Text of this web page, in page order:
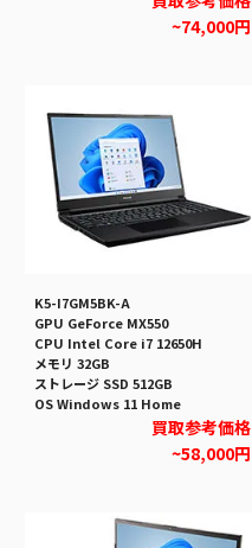
~74,000円
K5-I7GM5BK-A
GPU GeForce MX550
CPU Intel Core i7 12650H
メモリ 32GB
ストレージ SSD 512GB
OS Windows 11 Home
買取参考価格
~58,000円